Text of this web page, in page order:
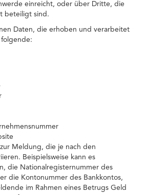
einreicht, oder über Dritte, die
beteiligt sind.
Daten, die erhoben und verarbeitet
Meldung, die je nach den
Beispielsweise kann es
die Nationalregisternummer des
die Kontonummer des Bankkontos,
im Rahmen eines Betrugs Geld